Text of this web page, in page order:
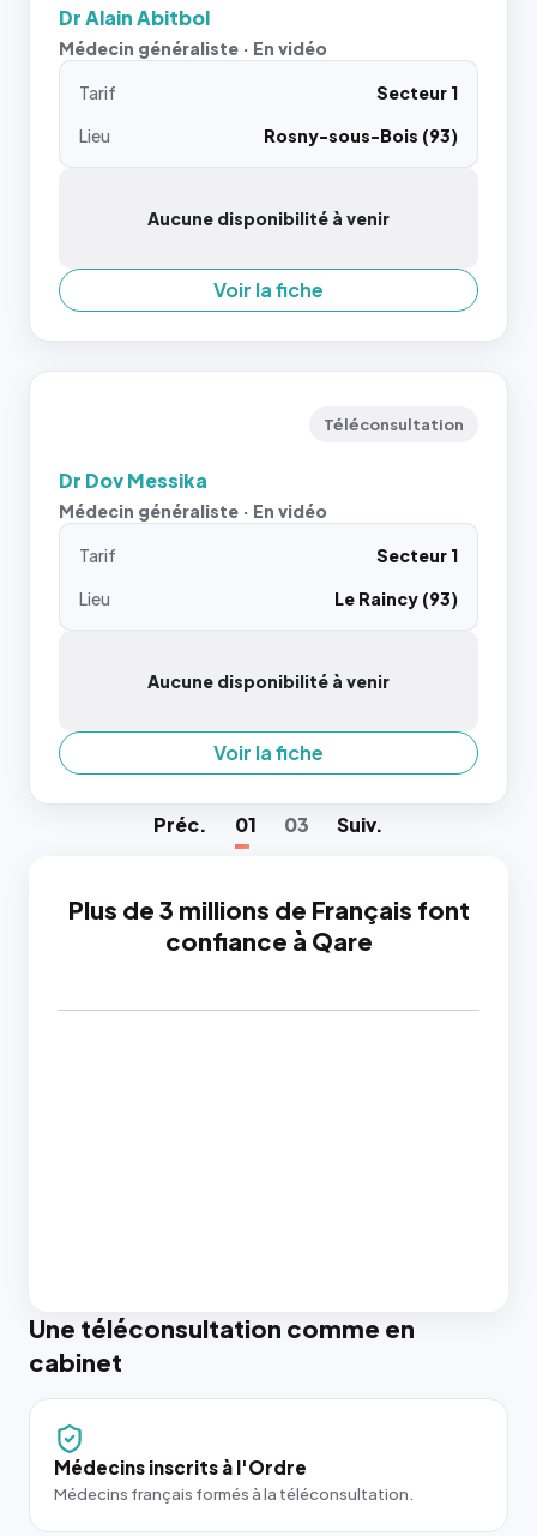
Dr Alain Abitbol
Médecin généraliste · En vidéo
Tarif
Secteur 1
Lieu
Rosny-sous-Bois (93)
Aucune disponibilité à venir
Voir la fiche
Téléconsultation
Dr Dov Messika
Médecin généraliste · En vidéo
Tarif
Secteur 1
Lieu
Le Raincy (93)
Aucune disponibilité à venir
Voir la fiche
Préc. 01 03 Suiv.
Plus de 3 millions de Français font
confiance à Qare
Une téléconsultation comme en
cabinet
Médecins inscrits à l'Ordre
Médecins français formés à la téléconsultation.